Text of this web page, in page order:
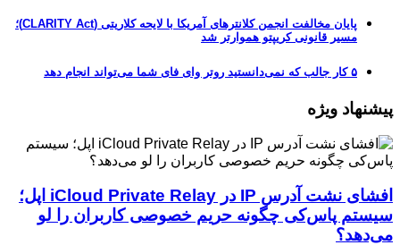
پایان مخالفت انجمن کلانترهای آمریکا با لایحه کلاریتی (CLARITY Act)؛
مسیر قانونی کریپتو هموارتر شد
۵ کار جالب که نمی‌دانستید روتر وای فای شما می‌تواند انجام دهد
پیشنهاد ویژه
افشای نشت آدرس IP در iCloud Private Relay اپل؛
سیستم پاس‌کی چگونه حریم خصوصی کاربران را لو
می‌دهد؟